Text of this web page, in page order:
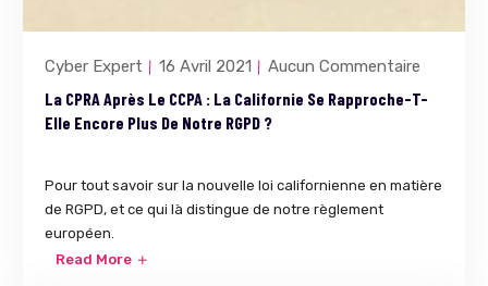
Cyber Expert 16 Avril 2021 Aucun Commentaire
La CPRA Après Le CCPA : La Californie Se Rapproche-T-
Elle Encore Plus De Notre RGPD ?
Pour tout savoir sur la nouvelle loi californienne en matière
de RGPD, et ce qui là distingue de notre règlement
européen.
Read More